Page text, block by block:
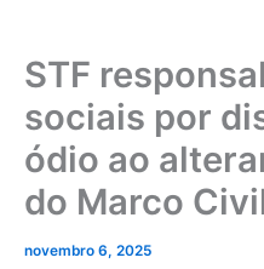
STF
sociais por
ódio ao
do Marco
novembro 6, 2025